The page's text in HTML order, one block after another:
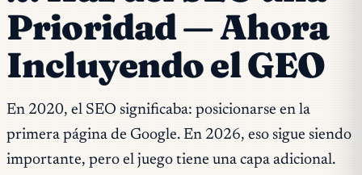
Prioridad — Ahora
Incluyendo el GEO
En 2020, el SEO significaba: posicionarse en la
primera página de Google. En 2026, eso sigue siendo
importante, pero el juego tiene una capa adicional.